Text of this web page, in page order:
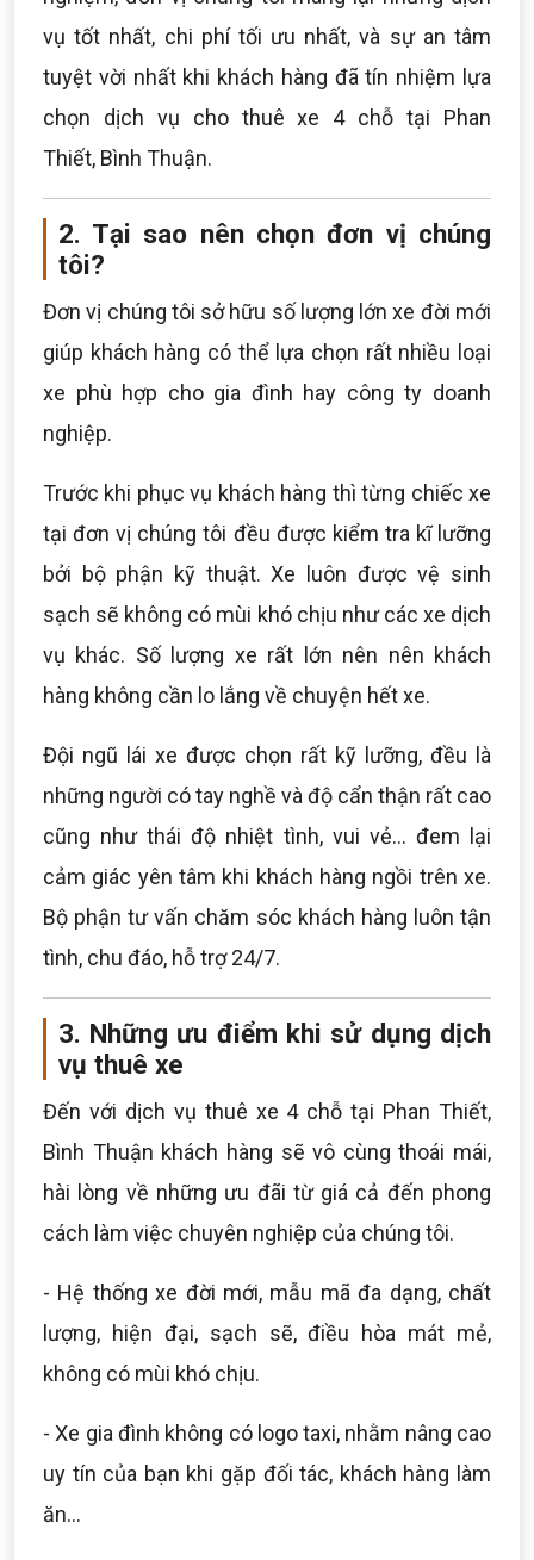
vụ tốt nhất, chi phí tối ưu nhất, và sự an tâm
tuyệt vời nhất khi khách hàng đã tín nhiệm lựa
chọn dịch vụ cho thuê xe 4 chỗ tại Phan
Thiết, Bình Thuận.
2. Tại sao nên chọn đơn vị chúng
tôi?
Đơn vị chúng tôi sở hữu số lượng lớn xe đời mới
giúp khách hàng có thể lựa chọn rất nhiều loại
xe phù hợp cho gia đình hay công ty doanh
nghiệp.
Trước khi phục vụ khách hàng thì từng chiếc xe
tại đơn vị chúng tôi đều được kiểm tra kĩ lưỡng
bởi bộ phận kỹ thuật. Xe luôn được vệ sinh
sạch sẽ không có mùi khó chịu như các xe dịch
vụ khác. Số lượng xe rất lớn nên nên khách
hàng không cần lo lắng về chuyện hết xe.
Đội ngũ lái xe được chọn rất kỹ lưỡng, đều là
những người có tay nghề và độ cẩn thận rất cao
cũng như thái độ nhiệt tình, vui vẻ... đem lại
cảm giác yên tâm khi khách hàng ngồi trên xe.
Bộ phận tư vấn chăm sóc khách hàng luôn tận
tình, chu đáo, hỗ trợ 24/7.
3. Những ưu điểm khi sử dụng dịch
vụ thuê xe
Đến với dịch vụ thuê xe 4 chỗ tại Phan Thiết,
Bình Thuận khách hàng sẽ vô cùng thoái mái,
hài lòng về những ưu đãi từ giá cả đến phong
cách làm việc chuyên nghiệp của chúng tôi.
- Hệ thống xe đời mới, mẫu mã đa dạng, chất
lượng, hiện đại, sạch sẽ, điều hòa mát mẻ,
không có mùi khó chịu.
- Xe gia đình không có logo taxi, nhằm nâng cao
uy tín của bạn khi gặp đối tác, khách hàng làm
ăn...